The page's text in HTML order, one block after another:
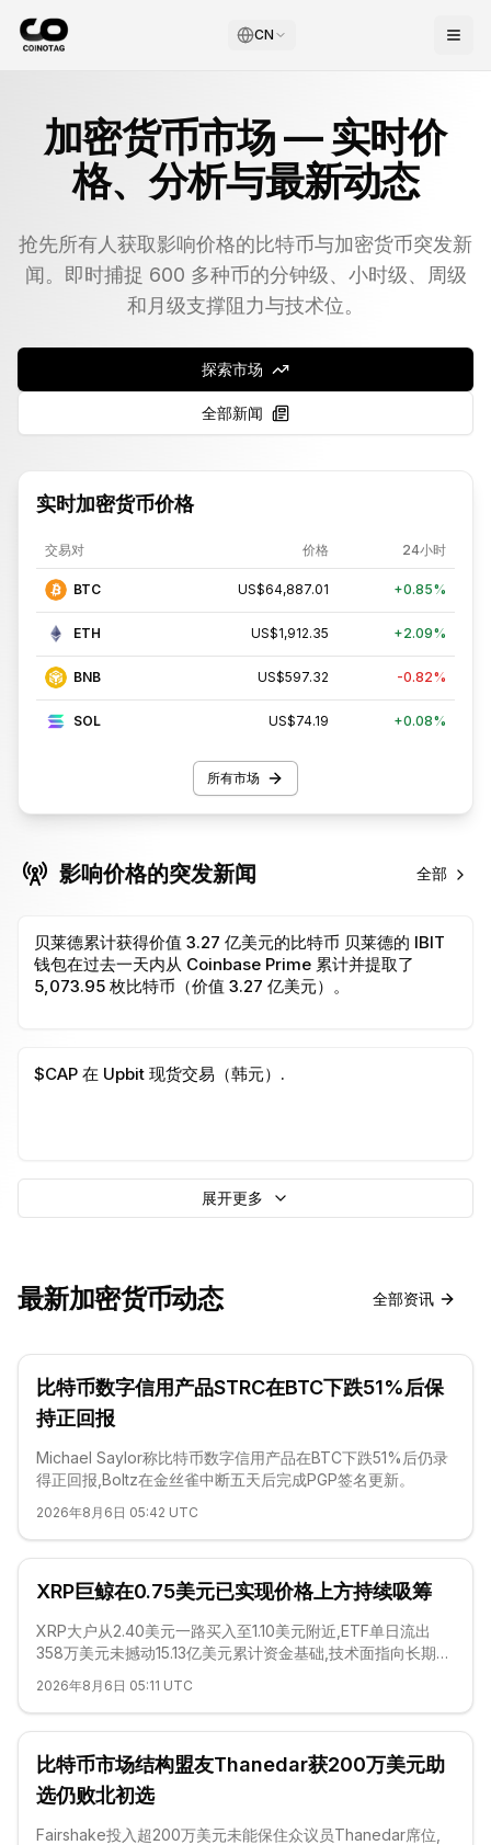
CN
加密货币市场 — 实时价
格、分析与最新动态
抢先所有人获取影响价格的比特币与加密货币突发新
闻。即时捕捉 600 多种币的分钟级、小时级、周级
和月级支撑阻力与技术位。
探索市场
全部新闻
实时加密货币价格
交易对 价格 24小时
BTC US$64,887.01 +0.85%
ETH US$1,912.35 +2.09%
BNB US$597.32 -0.82%
SOL US$74.19 +0.08%
所有市场
影响价格的突发新闻 全部
贝莱德累计获得价值 3.27 亿美元的比特币 贝莱德的 IBIT
钱包在过去一天内从 Coinbase Prime 累计并提取了
5,073.95 枚比特币（价值 3.27 亿美元）。
$CAP 在 Upbit 现货交易（韩元）.
展开更多
最新加密货币动态 全部资讯
比特币数字信用产品STRC在BTC下跌51%后保
持正回报
Michael Saylor称比特币数字信用产品在BTC下跌51%后仍录
得正回报,Boltz在金丝雀中断五天后完成PGP签名更新。
2026年8月6日 05:42 UTC
XRP巨鲸在0.75美元已实现价格上方持续吸筹
XRP大户从2.40美元一路买入至1.10美元附近,ETF单日流出
358万美元未撼动15.13亿美元累计资金基础,技术面指向长期筑
2026年8月6日 05:11 UTC
比特币市场结构盟友Thanedar获200万美元助
选仍败北初选
Fairshake投入超200万美元未能保住众议员Thanedar席位,